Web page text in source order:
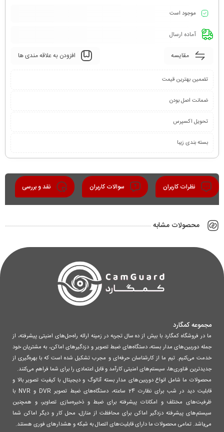
موجود است
آماده ارسال
مقایسه افزودن به علاقه مندی ها
تضمین بهترین قیمت
ضمانت اصل بودن
تحویل اکسپرس
بسته بندی زیبا
نظرات کاربران سوالات کاربران نقد و بررسی
محصولات مشابه
مجموعه کمگارد
ما در فروشگاه کمگارد با بیش از ده سال تجربه در زمینه ارائه راه‌حل‌های امنیتی پیشرفته، از
جمله دوربین‌های مدار بسته، دستگاه‌های ضبط تصویر و دزدگیرهای اماکن، به مشتریان خود
خدمت می‌کنیم. تیم ما از کارشناسان حرفه‌ای و مجرب تشکیل شده است که با بهره‌گیری از
جدیدترین فناوری‌ها، سیستم‌های امنیتی کارآمد و قابل اعتمادی را برای شما فراهم می‌کنند.
محصولات ما شامل انواع دوربین‌های مدار بسته آنالوگ و دیجیتال با کیفیت تصویر بالا و
قابلیت دید در شب برای نظارت 24 ساعته، دستگاه‌های ضبط تصویر DVR و NVR با
ظرفیت‌های مختلف و امکانات پیشرفته برای ضبط و ذخیره‌سازی تصاویر، و همچنین
سیستم‌های پیشرفته دزدگیر اماکن برای محافظت از منازل، محل کار و دیگر اماکن شما
می‌باشد. تمامی محصولات ما دارای قابلیت‌های اتصال به شبکه و هشدارهای فوری هستند.